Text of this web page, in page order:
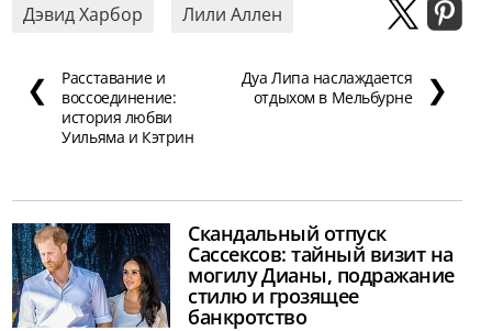
Дэвид Харбор Лили Аллен
❮
Расставание и
воссоединение:
история любви
Уильяма и Кэтрин
Дуа Липа наслаждается
отдыхом в Мельбурне
❯
Скандальный отпуск
Сассексов: тайный визит на
могилу Дианы, подражание
стилю и грозящее
банкротство